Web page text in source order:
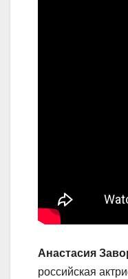
Анастасия
российская